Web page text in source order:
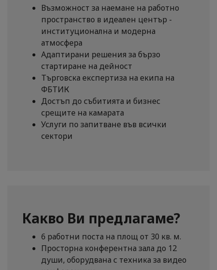
Възможност за наемане на работно
пространство в идеален център -
институционална и модерна
атмосфера
Адаптирани решения за бързо
стартиране на дейност
Търговска експертиза на екипа на
ФБТИК
Достъп до събитията и бизнес
срещите на камарата
Услуги по запитване във всички
сектори
Какво Ви предлагаме?
6 работни поста на площ от 30 кв. м.
Просторна конферентна зала до 12
души, оборудвана с техника за видео